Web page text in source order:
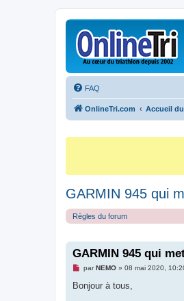
FAQ
OnlineTri.com Accueil
GARMIN 945 qui
Règles du forum
GARMIN 945 qui
M
s
parNEMO» 08 mai 2020,
Bonjour à tous,